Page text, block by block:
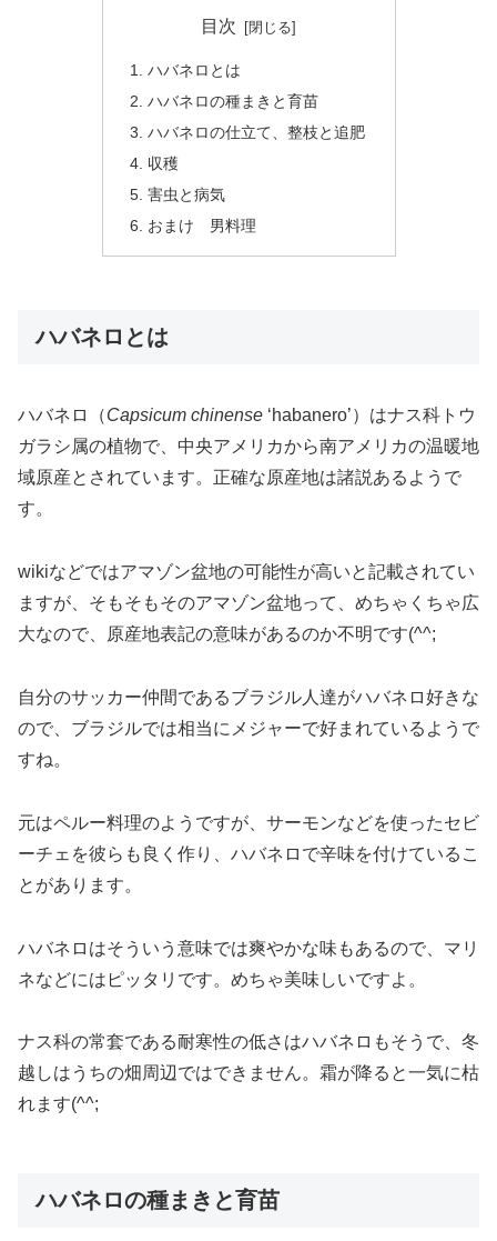
目次
ハバネロとは
ハバネロの種まきと育苗
ハバネロの仕立て、整枝と追肥
収穫
害虫と病気
おまけ 男料理
ハバネロとは
ハバネロ（Capsicum chinense ‘habanero’）はナス科トウ
ガラシ属の植物で、中央アメリカから南アメリカの温暖地
域原産とされています。正確な原産地は諸説あるようで
す。
wikiなどではアマゾン盆地の可能性が高いと記載されてい
ますが、そもそもそのアマゾン盆地って、めちゃくちゃ広
大なので、原産地表記の意味があるのか不明です(^^;
自分のサッカー仲間であるブラジル人達がハバネロ好きな
ので、ブラジルでは相当にメジャーで好まれているようで
すね。
元はペルー料理のようですが、サーモンなどを使ったセビ
ーチェを彼らも良く作り、ハバネロで辛味を付けているこ
とがあります。
ハバネロはそういう意味では爽やかな味もあるので、マリ
ネなどにはピッタリです。めちゃ美味しいですよ。
ナス科の常套である耐寒性の低さはハバネロもそうで、冬
越しはうちの畑周辺ではできません。霜が降ると一気に枯
れます(^^;
ハバネロの種まきと育苗